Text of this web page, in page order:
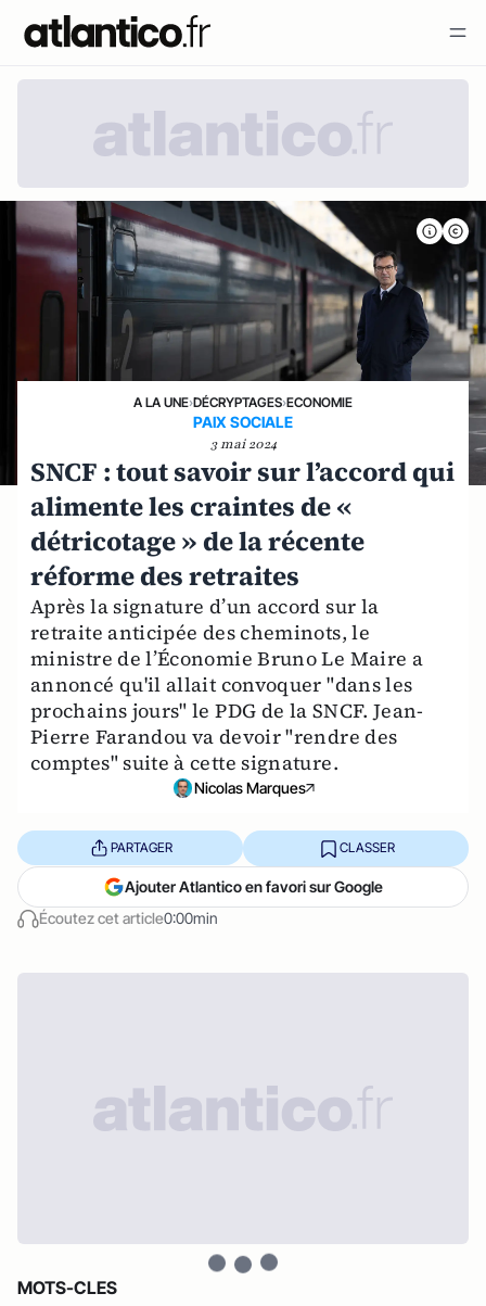
A LA UNE›DÉCRYPTAGES›ECONOMIE
PAIX SOCIALE
3 mai 2024
SNCF : tout savoir sur l’accord qui
alimente les craintes de «
détricotage » de la récente
réforme des retraites
Après la signature d’un accord sur la
retraite anticipée des cheminots, le
ministre de l’Économie Bruno Le Maire a
annoncé qu'il allait convoquer "dans les
prochains jours" le PDG de la SNCF. Jean-
Pierre Farandou va devoir "rendre des
comptes" suite à cette signature.
Nicolas Marques
Écoutez cet article0:00min
PARTAGER CLASSER
Ajouter Atlantico en favori sur Google
MOTS-CLES